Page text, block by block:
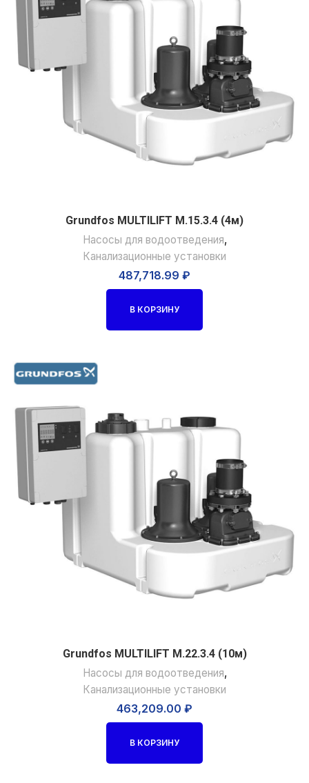
Grundfos MULTILIFT M.15.3.4 (4м)
Насосы для водоотведения,
Канализационные установки
487,718.99 ₽
В КОРЗИНУ
Grundfos MULTILIFT M.22.3.4 (10м)
Насосы для водоотведения,
Канализационные установки
463,209.00 ₽
В КОРЗИНУ